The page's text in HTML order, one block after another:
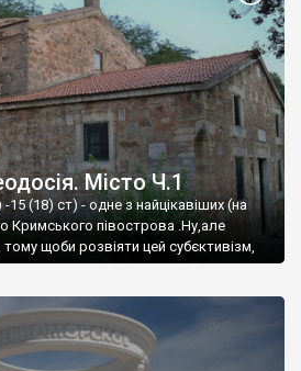
Місто Ч.1
(18) ст) - одне з найцікавіших (на
Кримського півострова .Ну,але
щоби розвіяти цей субєктивізм,